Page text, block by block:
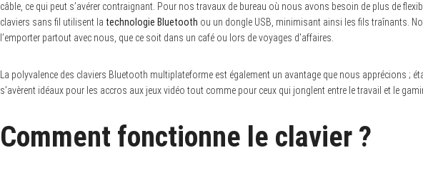
câble, ce qui peut s’avérer contraignant. Pour nos travaux de bureau où nous avons besoin de plus de
claviers sans fil utilisent la technologie Bluetooth ou un dongle USB, minimisant ainsi les fils traînants.
l’emporter partout avec nous, que ce soit dans un café ou lors de voyages d’affaires.
La polyvalence des claviers Bluetooth multiplateforme est également un avantage que nous apprécions
s’avèrent idéaux pour les accros aux jeux vidéo tout comme pour ceux qui jonglent entre le travail et le
Comment fonctionne le clavier ?